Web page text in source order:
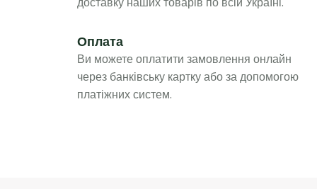
Оплата
Ви можете оплатити замовлення онлайн
через банківську картку або за допомогою
платіжних систем.